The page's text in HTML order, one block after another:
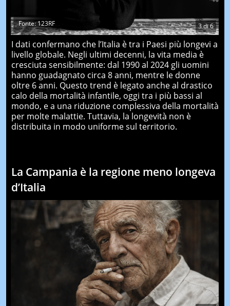
3di6
Fonte: 123RF
I dati confermano che l’Italia è tra i Paesi più longevi a
livello globale. Negli ultimi decenni, la vita media è
cresciuta sensibilmente: dal 1990 al 2024 gli uomini
hanno guadagnato circa 8 anni, mentre le donne
oltre 6 anni. Questo trend è legato anche al drastico
calo della mortalità infantile, oggi tra i più bassi al
mondo, e a una riduzione complessiva della mortalità
per molte malattie. Tuttavia, la longevità non è
distribuita in modo uniforme sul territorio.
La Campania è la regione meno longeva
d’Italia